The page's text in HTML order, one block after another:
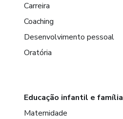
Carreira
Coaching
Desenvolvimento pessoal
Oratória
Educação infantil e família
Maternidade